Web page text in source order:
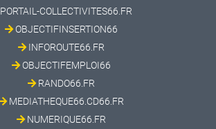
PORTAIL-COLLECTIVITES66.FR
OBJECTIFINSERTION66
INFOROUTE66.FR
OBJECTIFEMPLOI66
RANDO66.FR
MEDIATHEQUE66.CD66.FR
NUMERIQUE66.FR